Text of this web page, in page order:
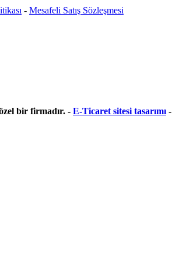
- Mesafeli Satış Sözleşmesi
bir firmadır. - E-Ticaret sitesi tasarımı-